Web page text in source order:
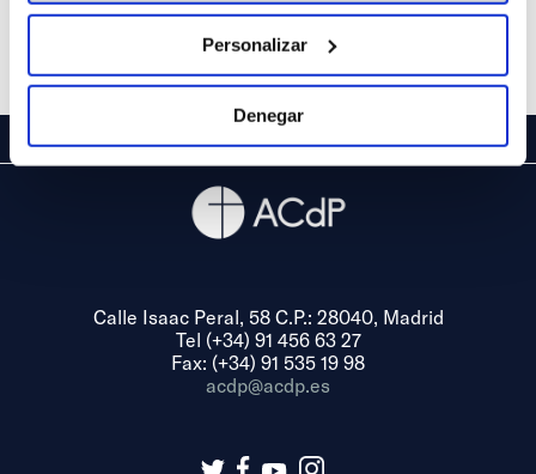
Personalizar
Denegar
Calle Isaac Peral, 58 C.P.: 28040, Madrid
Tel (+34) 91 456 63 27
Fax: (+34) 91 535 19 98
acdp@acdp.es